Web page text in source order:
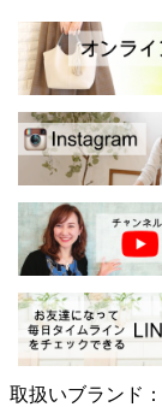
取扱いブランド：